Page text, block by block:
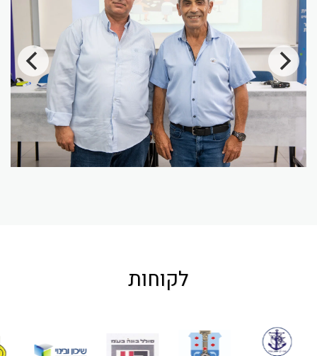
לקוחות